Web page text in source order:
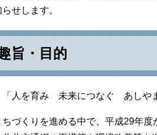
せします。
旨・目的
人を育み 未来につなぐ あしやま
づくりを進める中で、平成29年